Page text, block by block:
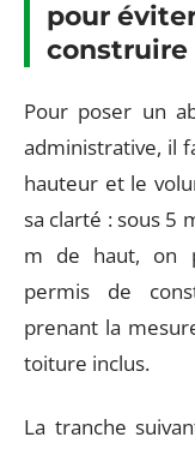
pour
construire
Pour poser un
administrative, il
hauteur et le
sa clarté : sous 5
m de haut, on
permis de
prenant la
toiture inclus.
La tranche